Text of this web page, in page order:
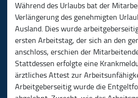
Während des Urlaubs bat der
Verlängerung des genehmigten
Ausland. Dies wurde
ersten Arbeitstag, der sich an den
anschloss, erschien der
Stattdessen erfolgte eine
ärztliches Attest zur
Arbeitgeberseitig wurde die